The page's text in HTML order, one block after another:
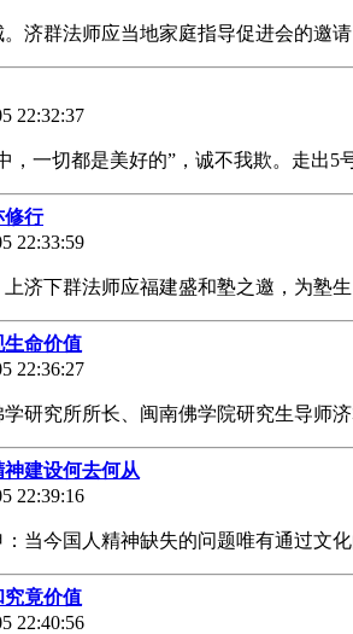
济群法师应当地家庭指导促进会的邀
22:32:37
，一切都是美好的”，诚不我欺。走出
修行
22:33:59
济下群法师应福建盛和塾之邀，为塾
生命价值
22:36:27
学研究所所长、闽南佛学院研究生导师
建设何去何从
22:39:16
当今国人精神缺失的问题唯有通过文
究竟价值
22:40:56